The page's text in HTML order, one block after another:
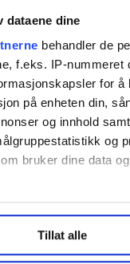
dataene dine
behandler de
f.eks. IP-nummeret
for å
på enheten din,
og innhold
og
bruker dine data
du lese om hvordan
hvordan du kan velge
tiden endre eller
Tillat alle